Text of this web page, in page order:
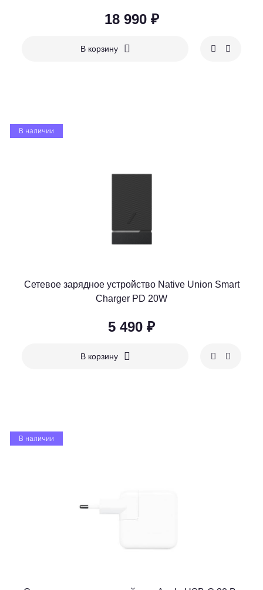
18 990 ₽
В корзину
В наличии
Сетевое зарядное устройство Native Union Smart
Charger PD 20W
5 490 ₽
В корзину
В наличии